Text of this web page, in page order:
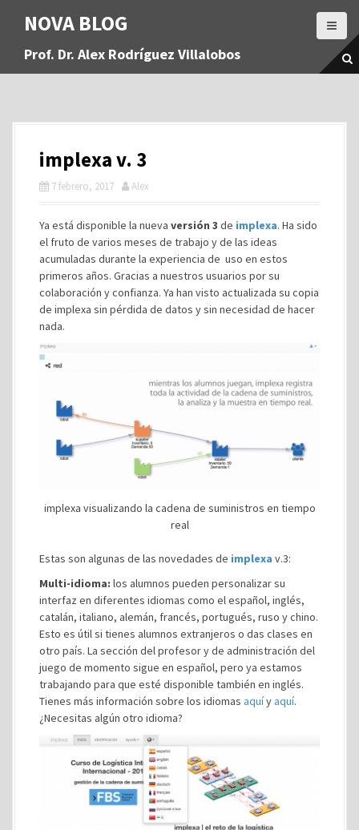
a
NOVA BLOG
Prof. Dr. Alex Rodríguez Villalobos
implexa v. 3
7 febrero, 2017 Alex
Ya está disponible la nueva versión 3 de implexa. Ha sido
el fruto de varios meses de trabajo y de las ideas
acumuladas durante la experiencia de uso en estos
primeros años. Gracias a nuestros usuarios por su
colaboración y confianza. Ya han visto actualizada su copia
de implexa sin pérdida de datos y sin necesidad de hacer
nada.
implexa visualizando la cadena de suministros en tiempo
real
Estas son algunas de las novedades de implexa v.3:
Multi-idioma: los alumnos pueden personalizar su
interfaz en diferentes idiomas como el español, inglés,
catalán, italiano, alemán, francés, portugués, ruso y chino.
Esto es útil si tienes alumnos extranjeros o das clases en
otro país. La sección del profesor y de administración del
juego de momento sigue en español, pero ya estamos
trabajando para que esté disponible también en inglés.
Tienes más información sobre los idiomas aquíy aquí.
¿Necesitas algún otro idioma?